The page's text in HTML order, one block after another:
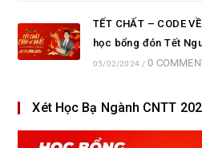
TẾT CHẤT – CODE
học bổng đón Tết
05/02/2024 / 0
Xét Học Bạ Ngành CNTT